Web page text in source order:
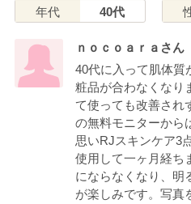
年代 40代
ｎｏｃｏａｒａさん
40代に入って肌体質
粧品が合わなくなり
て使っても改善され
の無料モニターから
思いRJスキンケア3
使用して一ヶ月経ち
にならなくなり、明
が楽しみです。写真